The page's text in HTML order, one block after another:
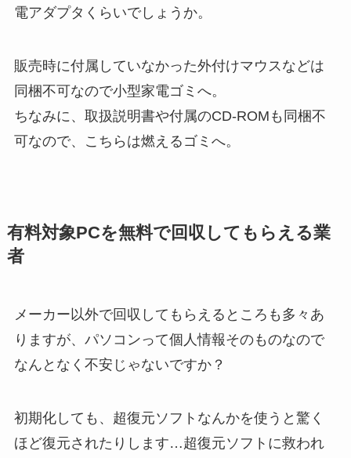
電アダプタくらいでしょうか。
販売時に付属していなかった外付けマウスなどは
同梱不可なので小型家電ゴミへ。
ちなみに、取扱説明書や付属のCD-ROMも同梱不
可なので、こちらは燃えるゴミへ。
有料対象PCを無料で回収してもらえる業
者
メーカー以外で回収してもらえるところも多々あ
りますが、パソコンって個人情報そのものなので
なんとなく不安じゃないですか？
初期化しても、超復元ソフトなんかを使うと驚く
ほど復元されたりします…超復元ソフトに救われ